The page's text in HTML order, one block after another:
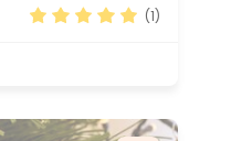
(1)